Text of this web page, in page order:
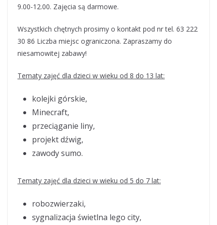
9.00-12.00. Zajęcia są darmowe.
Wszystkich chętnych prosimy o kontakt pod nr tel. 63 222
30 86 Liczba miejsc ograniczona. Zapraszamy do
niesamowitej zabawy!
Tematy zajęć dla dzieci w wieku od 8 do 13 lat:
kolejki górskie,
Minecraft,
przeciąganie liny,
projekt dźwig,
zawody sumo.
Tematy zajęć dla dzieci w wieku od 5 do 7 lat:
robozwierzaki,
sygnalizacja świetlna lego city,